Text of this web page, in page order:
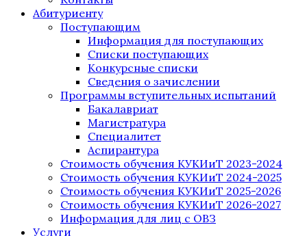
Абитуриенту
Поступающим
Информация для поступающих
Списки поступающих
Конкурсные списки
Сведения о зачислении
Программы вступительных испытаний
Бакалавриат
Магистратура
Специалитет
Аспирантура
Стоимость обучения КУКИиТ 2023-2024
Стоимость обучения КУКИиТ 2024-2025
Стоимость обучения КУКИиТ 2025-2026
Стоимость обучения КУКИиТ 2026-2027
Информация для лиц с ОВЗ
Услуги